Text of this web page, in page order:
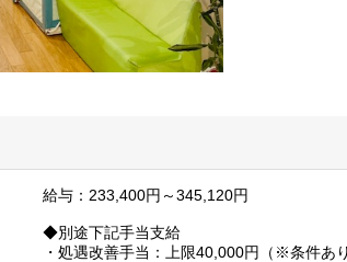
給与：233,400円～345,120円
◆別途下記手当支給
・処遇改善手当：上限40,000円（※条件あ